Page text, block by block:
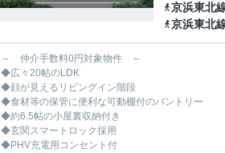
京浜東北
京浜東北
～ 仲介手数料0円対象物件 ～
◆広々20帖のLDK
◆顔が見えるリビングイン階段
◆食材等の保管に便利な可動棚付のパントリー
◆約6.5帖の小屋裏収納付き
◆玄関スマートロック採用
◆PHV充電用コンセント付